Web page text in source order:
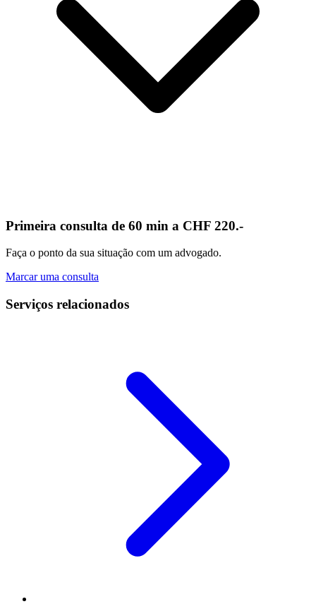
Primeira consulta de 60 min a CHF 220.-
Faça o ponto da sua situação com um advogado.
Marcar uma consulta
Serviços relacionados